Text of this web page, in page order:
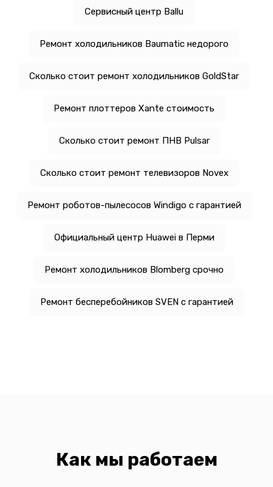
Сервисный центр Ballu
Ремонт холодильников Baumatic недорого
Сколько стоит ремонт холодильников GoldStar
Ремонт плоттеров Xante стоимость
Сколько стоит ремонт ПНВ Pulsar
Сколько стоит ремонт телевизоров Novex
Ремонт роботов-пылесосов Windigo с гарантией
Официальный центр Huawei в Перми
Ремонт холодильников Blomberg срочно
Ремонт бесперебойников SVEN с гарантией
Как мы работаем